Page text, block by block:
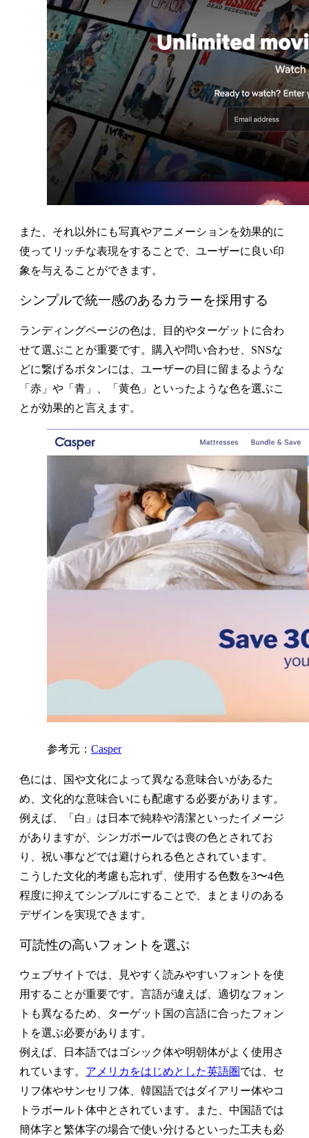
また、それ以外にも写真やアニメーションを効果的に
使ってリッチな表現をすることで、ユーザーに良い印
象を与えることができます。
シンプルで統一感のあるカラーを採用する
ランディングページの色は、目的やターゲットに合わ
せて選ぶことが重要です。購入や問い合わせ、SNSな
どに繋げるボタンには、ユーザーの目に留まるような
「赤」や「青」、「黄色」といったような色を選ぶこ
とが効果的と言えます。
参考元： Casper
色には、国や文化によって異なる意味合いがあるた
め、文化的な意味合いにも配慮する必要があります。
例えば、「白」は日本で純粋や清潔といったイメージ
がありますが、シンガポールでは喪の色とされてお
り、祝い事などでは避けられる色とされています。
こうした文化的考慮も忘れず、使用する色数を3〜4色
程度に抑えてシンプルにすることで、まとまりのある
デザインを実現できます。
可読性の高いフォントを選ぶ
ウェブサイトでは、見やすく読みやすいフォントを使
用することが重要です。言語が違えば、適切なフォン
トも異なるため、ターゲット国の言語に合ったフォン
トを選ぶ必要があります。
例えば、日本語ではゴシック体や明朝体がよく使用さ
れています。 アメリカをはじめとした英語圏 では、セ
リフ体やサンセリフ体、韓国語ではダイアリー体やコ
トラボールト体中とされています。また、中国語では
簡体字と繁体字の場合で使い分けるといった工夫も必